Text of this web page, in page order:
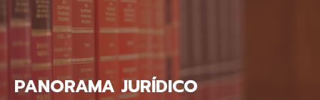
PANORAMA JURÍDICO